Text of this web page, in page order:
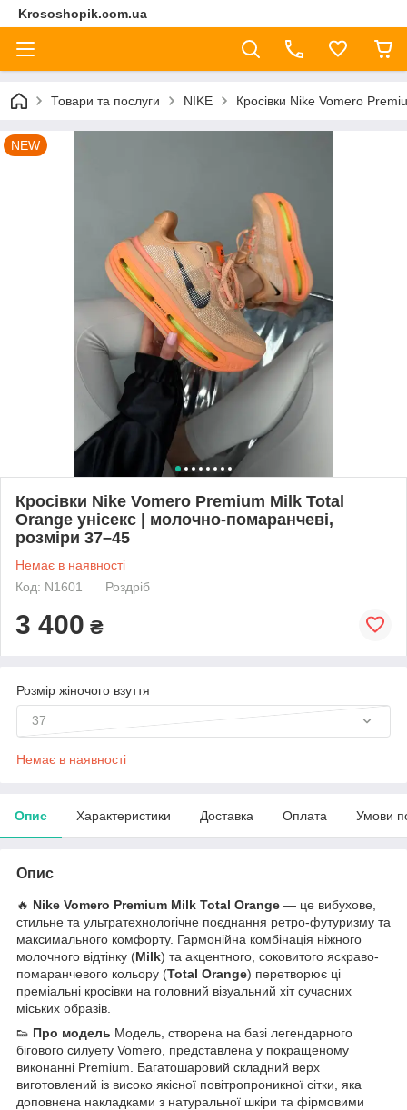
Krososhopik.com.ua
Товари та послуги NIKE Кросівки Nike Vomero
NEW
Кросівки Nike Vomero Premium Milk Total
Orange унісекс | молочно-помаранчеві,
розміри 37–45
Немає в наявності
Код: N1601
Роздріб
3 400 ₴
Розмір жіночого взуття
37
Немає в наявності
Опис Характеристики Доставка Оплата Умови
Опис
🔥 Nike Vomero Premium Milk Total Orange — це вибухове,
стильне та ультратехнологічне поєднання ретро-футуризму та
максимального комфорту. Гармонійна комбінація ніжного
молочного відтінку (Milk) та акцентного, соковитого яскраво-
помаранчевого кольору (Total Orange) перетворює ці
преміальні кросівки на головний візуальний хіт сучасних
міських образів.
👟 Про модель Модель, створена на базі легендарного
бігового силуету Vomero, представлена у покращеному
виконанні Premium. Багатошаровий складний верх
виготовлений із високо якісної повітропроникної сітки, яка
доповнена накладками з натуральної шкіри та фірмовими